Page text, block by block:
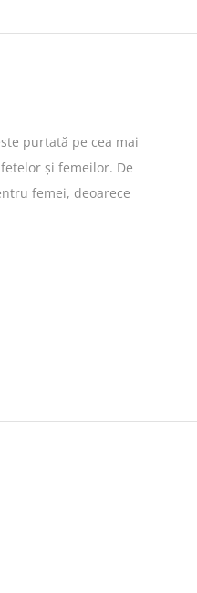
purtată pe cea mai
și femeilor. De
femei, deoarece